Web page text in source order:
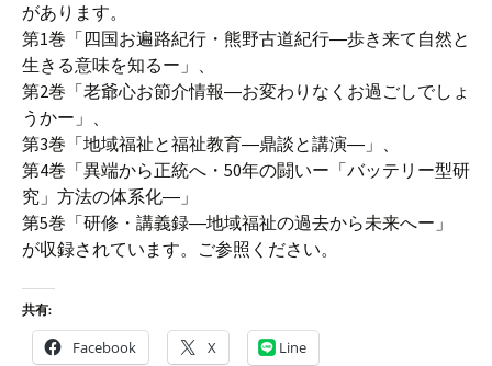
があります。
第1巻「四国お遍路紀行・熊野古道紀行―歩き来て自然と
生きる意味を知るー」、
第2巻「老爺心お節介情報―お変わりなくお過ごしでしょ
うかー」、
第3巻「地域福祉と福祉教育―鼎談と講演―」、
第4巻「異端から正統へ・50年の闘いー「バッテリー型研
究」方法の体系化―」
第5巻「研修・講義録―地域福祉の過去から未来へー」
が収録されています。ご参照ください。
共有:
Facebook X Line